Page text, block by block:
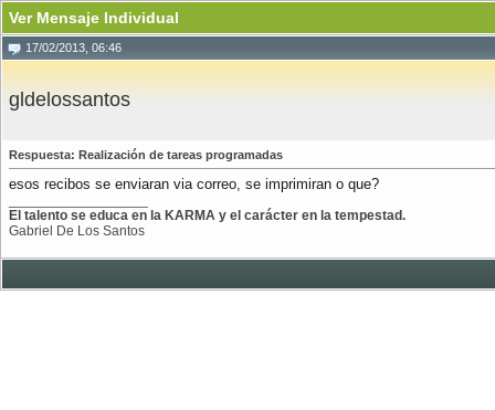
Ver Mensaje Individual
17/02/2013, 06:46
gldelossantos
Respuesta: Realización de tareas programadas
esos recibos se enviaran via correo, se imprimiran o que?
El talento se educa en la KARMA y el carácter en la tempestad.
Gabriel De Los Santos